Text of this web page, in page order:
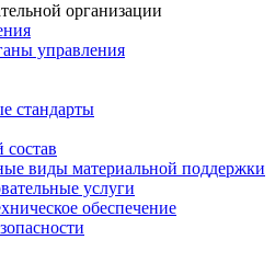
организации
управления
стандарты
состав
виды материальной поддержки
услуги
обеспечение